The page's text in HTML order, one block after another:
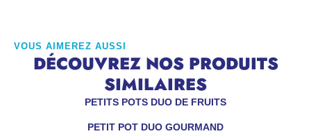
VOUS AIMEREZ AUSSI
DÉCOUVREZ NOS PRODUITS
SIMILAIRES
PETIT POT DUO GOURMAND
PETITS POTS DUO DE FRUITS